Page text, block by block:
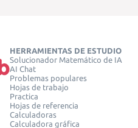
HERRAMIENTAS DE ESTUDIO
Solucionador Matemático de IA
AI Chat
Problemas populares
Hojas de trabajo
Practica
Hojas de referencia
Calculadoras
Calculadora gráfica